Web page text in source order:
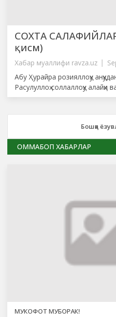
СОХТА
қисм)
Хабар муаллифи ravza.uz
Абу Ҳурайра розияллоҳу
Расулуллоҳ соллаллоҳу алайҳи
Бошқа
ОММАБОП ХАБАРЛАР
МУКОФОТ МУБОРАК!